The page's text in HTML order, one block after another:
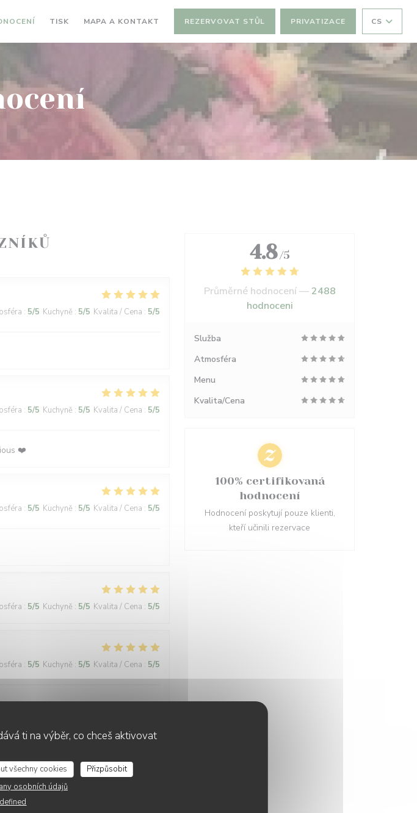
ti na výběr, co chceš aktivovat
všechny cookies
Přizpůsobit
osobních údajů
TISK MAPA A KONTAKT REZERVOVAT STŮL PRIVATIZACE CS
: 5/5 Kuchyně : 5/5 Kvalita / Cena : 5/5
: 5/5 Kuchyně : 5/5 Kvalita / Cena : 5/5
❤️
: 5/5 Kuchyně : 5/5 Kvalita / Cena : 5/5
: 5/5 Kuchyně : 5/5 Kvalita / Cena : 5/5
: 5/5 Kuchyně : 5/5 Kvalita / Cena : 5/5
French bistro. The restaurant
patient enough to let us order in
fromages, sorbet, and a light a creamy
de parte de los argentinos :)
:
4.8 /5
Průměrné hodnocení —2488
hodnoceni
Služba
Atmosféra
Menu
Kvalita/Cena
100% certifikovaná
hodnocení
Hodnocení poskytují pouze klienti,
kteří učinili rezervace